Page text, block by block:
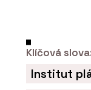
Klíčová
Institut